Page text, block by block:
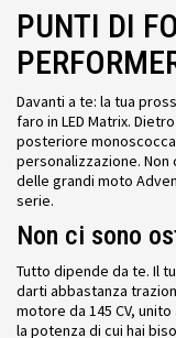
PUNTI DI
Davanti a te: la tua
faro in LED Matrix.
posteriore
personalizzazione. Non
delle grandi moto
serie.
Non ci sono
Tutto dipende da te. Il
darti abbastanza
motore da 145 CV,
la potenza di cui hai